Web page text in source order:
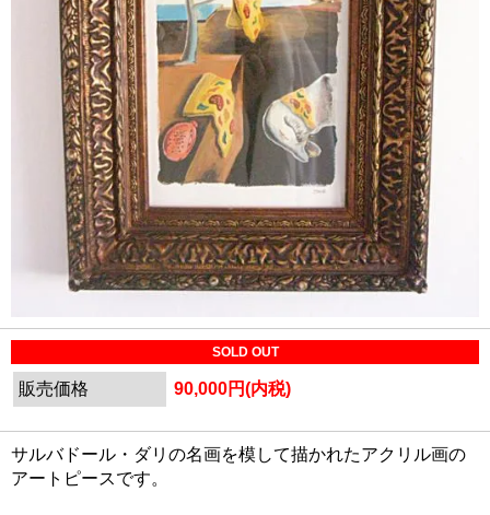
SOLD OUT
販売価格 90,000円(内税)
サルバドール・ダリの名画を模して描かれたアクリル画の
アートピースです。